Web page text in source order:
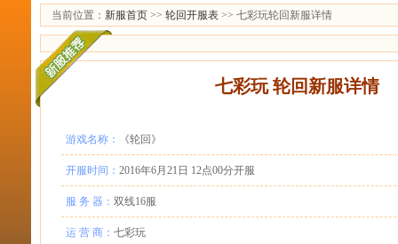
当前位置： 新服首页 >> 轮回开服表 >> 七彩玩轮回新服详情
七彩玩 轮回新服详情
游戏名称： 《轮回》
开服时间： 2016年6月21日 12点00分开服
服 务 器： 双线16服
运 营 商： 七彩玩